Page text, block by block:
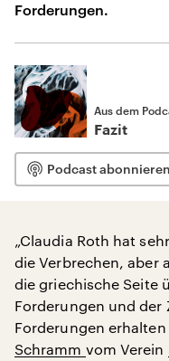
Forderungen.
Aus dem
Fazit
Podcast abonnieren
„Claudia Roth hat
die Verbrechen, aber
die griechische Seite
Forderungen und der
Forderungen
Schramm vom Verein